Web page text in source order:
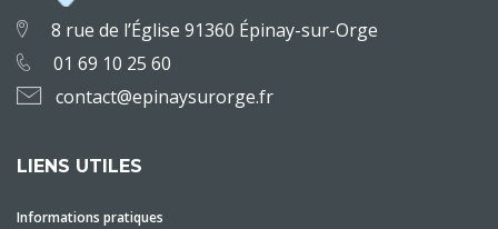
8 rue de l’Église 91360 Épinay-sur-Orge
01 69 10 25 60
contact@epinaysurorge.fr
LIENS UTILES
Informations pratiques